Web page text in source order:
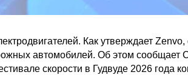
Как утверждает
автомобилей. Об этом сообщает
скорости в Гудвуде 2026 года